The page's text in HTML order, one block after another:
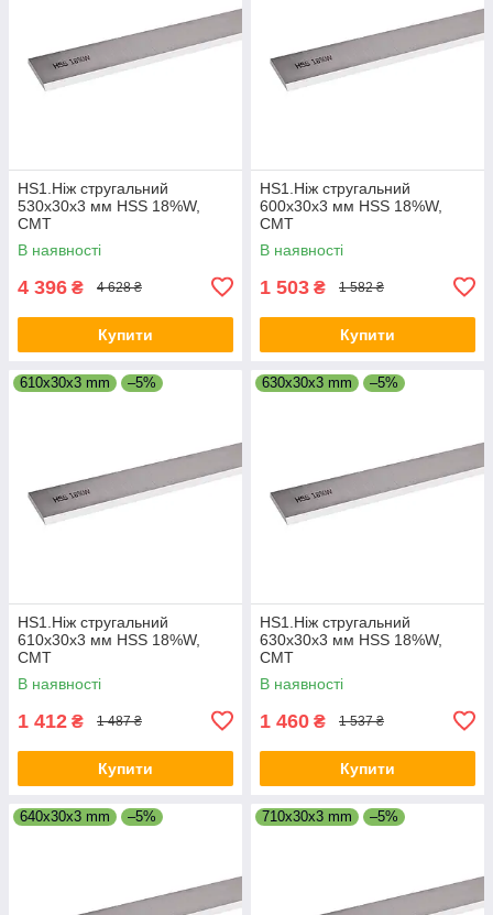
HS1.Ніж стругальний
530x30x3 мм HSS 18%W,
CMT
В наявності
4 396 ₴ 4 628 ₴
Купити
HS1.Ніж стругальний
600x30x3 мм HSS 18%W,
CMT
В наявності
1 503 ₴ 1 582 ₴
Купити
610x30x3 mm –5%
HS1.Ніж стругальний
610x30x3 мм HSS 18%W,
CMT
В наявності
1 412 ₴ 1 487 ₴
Купити
630x30x3 mm –5%
HS1.Ніж стругальний
630x30x3 мм HSS 18%W,
CMT
В наявності
1 460 ₴ 1 537 ₴
Купити
640x30x3 mm –5% 710x30x3 mm –5%